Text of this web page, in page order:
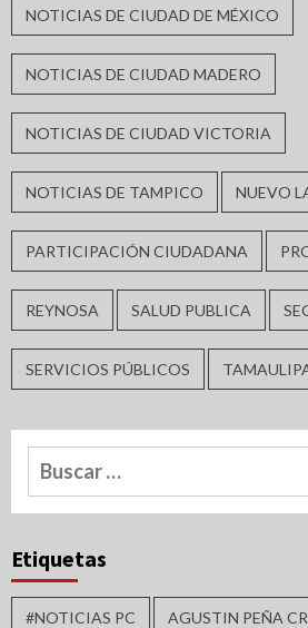
NOTICIAS DE CIUDAD DE MÉXICO
NOTICIAS DE CIUDAD MADERO
NOTICIAS DE CIUDAD VICTORIA
NOTICIAS DE TAMPICO NUEVO
PARTICIPACIÓN CIUDADANA
REYNOSA SALUD PUBLICA
SERVICIOS PÚBLICOS
Buscar:
Etiquetas
#NOTICIAS PC AGUSTIN PEÑA